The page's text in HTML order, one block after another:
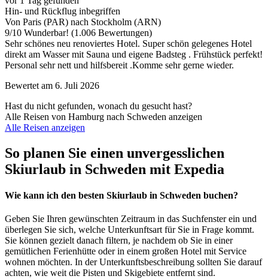
Hin- und Rückflug inbegriffen
Von Paris (PAR) nach Stockholm (ARN)
9/10 Wunderbar! (1.006 Bewertungen)
Sehr schönes neu renoviertes Hotel. Super schön gelegenes Hotel
direkt am Wasser mit Sauna und eigene Badsteg . Frühstück perfekt!
Personal sehr nett und hilfsbereit .Komme sehr gerne wieder.
Bewertet am 6. Juli 2026
Hast du nicht gefunden, wonach du gesucht hast?
Alle Reisen von Hamburg nach Schweden anzeigen
Alle Reisen anzeigen
So planen Sie einen unvergesslichen
Skiurlaub in Schweden mit Expedia
Wie kann ich den besten Skiurlaub in Schweden buchen?
Geben Sie Ihren gewünschten Zeitraum in das Suchfenster ein und
überlegen Sie sich, welche Unterkunftsart für Sie in Frage kommt.
Sie können gezielt danach filtern, je nachdem ob Sie in einer
gemütlichen Ferienhütte oder in einem großen Hotel mit Service
wohnen möchten. In der Unterkunftsbeschreibung sollten Sie darauf
achten, wie weit die Pisten und Skigebiete entfernt sind.